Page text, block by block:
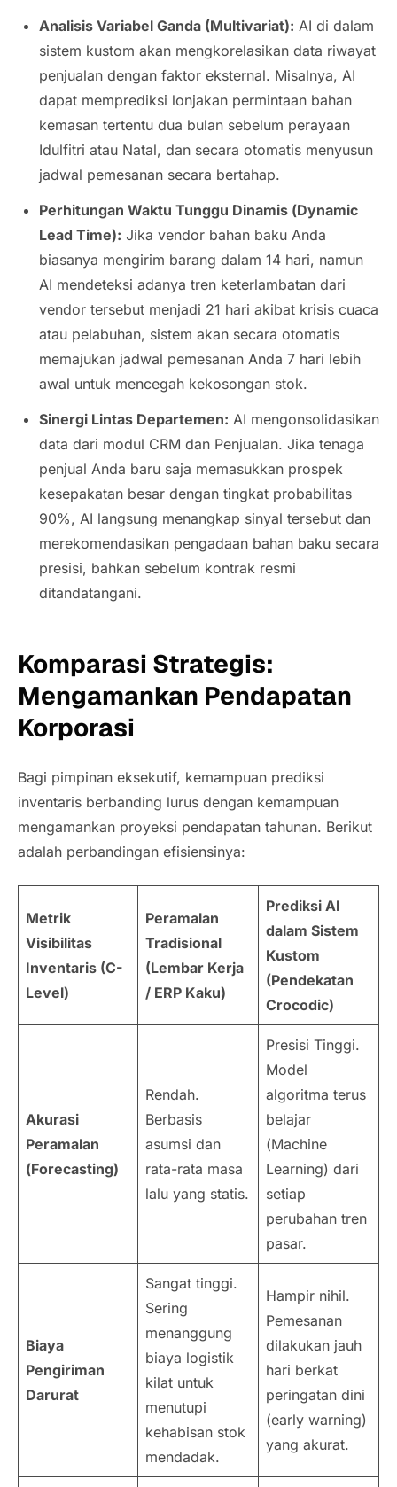
Analisis Variabel Ganda (Multivariat): AI di dalam
sistem kustom akan mengkorelasikan data riwayat
penjualan dengan faktor eksternal. Misalnya, AI
dapat memprediksi lonjakan permintaan bahan
kemasan tertentu dua bulan sebelum perayaan
Idulfitri atau Natal, dan secara otomatis menyusun
jadwal pemesanan secara bertahap.
Perhitungan Waktu Tunggu Dinamis (Dynamic
Lead Time): Jika vendor bahan baku Anda
biasanya mengirim barang dalam 14 hari, namun
AI mendeteksi adanya tren keterlambatan dari
vendor tersebut menjadi 21 hari akibat krisis cuaca
atau pelabuhan, sistem akan secara otomatis
memajukan jadwal pemesanan Anda 7 hari lebih
awal untuk mencegah kekosongan stok.
Sinergi Lintas Departemen: AI mengonsolidasikan
data dari modul CRM dan Penjualan. Jika tenaga
penjual Anda baru saja memasukkan prospek
kesepakatan besar dengan tingkat probabilitas
90%, AI langsung menangkap sinyal tersebut dan
merekomendasikan pengadaan bahan baku secara
presisi, bahkan sebelum kontrak resmi
ditandatangani.
Komparasi Strategis:
Mengamankan Pendapatan
Korporasi
Bagi pimpinan eksekutif, kemampuan prediksi
inventaris berbanding lurus dengan kemampuan
mengamankan proyeksi pendapatan tahunan. Berikut
adalah perbandingan efisiensinya:
Metrik
Visibilitas
Inventaris (C-
Level)
Peramalan
Tradisional
(Lembar Kerja
/ ERP Kaku)
Prediksi AI
dalam Sistem
Kustom
(Pendekatan
Crocodic)
Akurasi
Peramalan
(Forecasting)
Rendah.
Berbasis
asumsi dan
rata-rata masa
lalu yang statis.
Presisi Tinggi.
Model
algoritma terus
belajar
(Machine
Learning) dari
setiap
perubahan tren
pasar.
Biaya
Pengiriman
Darurat
Sangat tinggi.
Sering
menanggung
biaya logistik
kilat untuk
menutupi
kehabisan stok
mendadak.
Hampir nihil.
Pemesanan
dilakukan jauh
hari berkat
peringatan dini
(early warning)
yang akurat.